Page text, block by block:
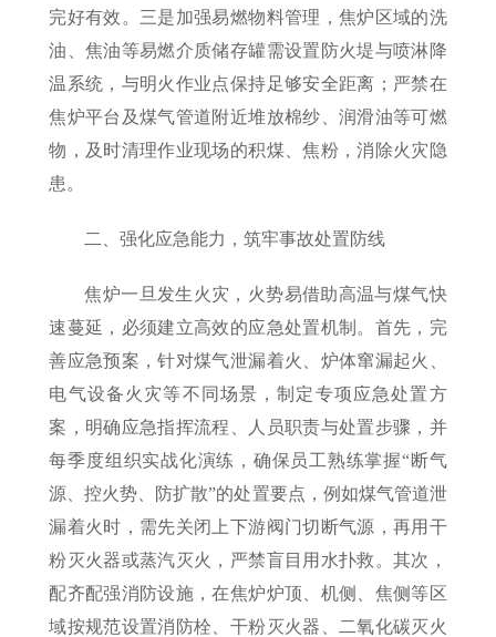
完好有效。三是加强易燃物料管理，焦炉区域的洗
油、焦油等易燃介质储存罐需设置防火堤与喷淋降
温系统，与明火作业点保持足够安全距离；严禁在
焦炉平台及煤气管道附近堆放棉纱、润滑油等可燃
物，及时清理作业现场的积煤、焦粉，消除火灾隐
患。
二、强化应急能力，筑牢事故处置防线
焦炉一旦发生火灾，火势易借助高温与煤气快
速蔓延，必须建立高效的应急处置机制。首先，完
善应急预案，针对煤气泄漏着火、炉体窜漏起火、
电气设备火灾等不同场景，制定专项应急处置方
案，明确应急指挥流程、人员职责与处置步骤，并
每季度组织实战化演练，确保员工熟练掌握“断气
源、控火势、防扩散”的处置要点，例如煤气管道泄
漏着火时，需先关闭上下游阀门切断气源，再用干
粉灭火器或蒸汽灭火，严禁盲目用水扑救。其次，
配齐配强消防设施，在焦炉炉顶、机侧、焦侧等区
域按规范设置消防栓、干粉灭火器、二氧化碳灭火